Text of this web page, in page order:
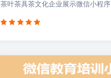
茶叶茶具茶文化企业展示微信小程序